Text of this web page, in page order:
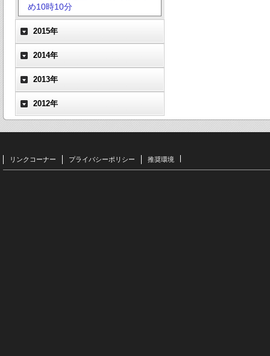
め10時10分
2015年
2014年
2013年
2012年
リンクコーナー プライバシーポリシー 推奨環境